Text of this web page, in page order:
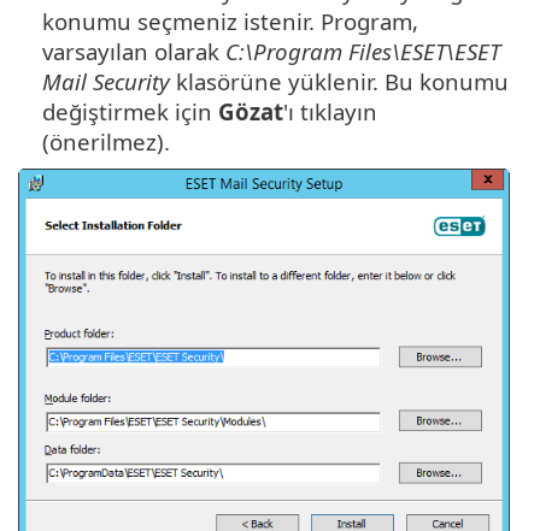
konumu seçmeniz istenir. Program,
varsayılan olarak C:\Program Files\ESET\ESET
Mail Securityklasörüne yüklenir. Bu konumu
değiştirmek için Gözat'ı tıklayın
(önerilmez).